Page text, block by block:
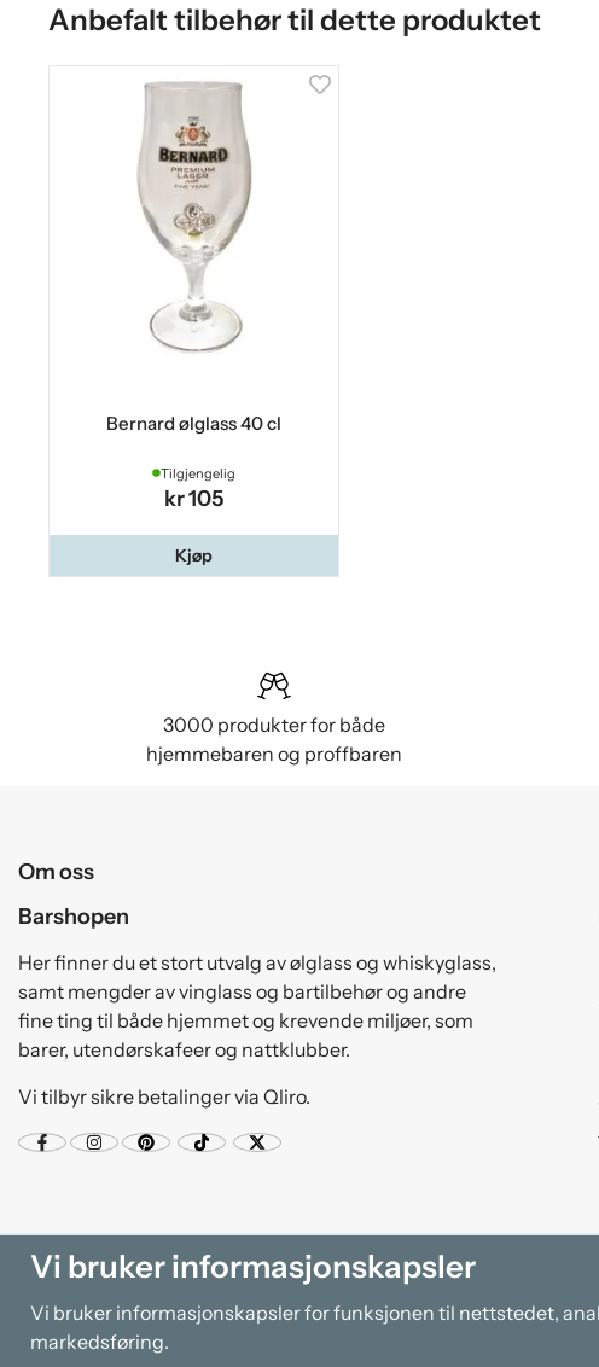
Anbefalt tilbehør til dette produktet
Bernard ølglass 40 cl
Tilgjengelig
kr 105
Kjøp
3000 produkter for både
hjemmebaren og proffbaren
Om oss
Barshopen
Her finner du et stort utvalg av ølglass og whiskyglass,
samt mengder av vinglass og bartilbehør og andre
fine ting til både hjemmet og krevende miljøer, som
barer, utendørskafeer og nattklubber.
Vi tilbyr sikre betalinger via Qliro.
Vi bruker informasjonskapsler
Vi bruker informasjonskapsler for funksjonen til nettstedet,
markedsføring.